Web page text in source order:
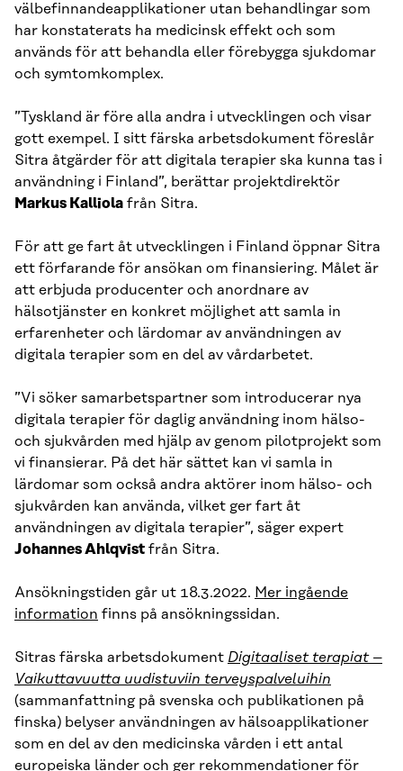
välbefinnandeapplikationer utan behandlingar som
har konstaterats ha medicinsk effekt och som
används för att behandla eller förebygga sjukdomar
och symtomkomplex.
”Tyskland är före alla andra i utvecklingen och visar
gott exempel. I sitt färska arbetsdokument föreslår
Sitra åtgärder för att digitala terapier ska kunna tas i
användning i Finland”, berättar projektdirektör
Markus Kalliola från Sitra.
För att ge fart åt utvecklingen i Finland öppnar Sitra
ett förfarande för ansökan om finansiering. Målet är
att erbjuda producenter och anordnare av
hälsotjänster en konkret möjlighet att samla in
erfarenheter och lärdomar av användningen av
digitala terapier som en del av vårdarbetet.
”Vi söker samarbetspartner som introducerar nya
digitala terapier för daglig användning inom hälso-
och sjukvården med hjälp av genom pilotprojekt som
vi finansierar. På det här sättet kan vi samla in
lärdomar som också andra aktörer inom hälso- och
sjukvården kan använda, vilket ger fart åt
användningen av digitala terapier”, säger expert
Johannes Ahlqvist från Sitra.
Ansökningstiden går ut 18.3.2022. Mer ingående
information finns på ansökningssidan.
Sitras färska arbetsdokument Digitaaliset terapiat –
Vaikuttavuutta uudistuviin terveyspalveluihin
(sammanfattning på svenska och publikationen på
finska) belyser användningen av hälsoapplikationer
som en del av den medicinska vården i ett antal
europeiska länder och ger rekommendationer för